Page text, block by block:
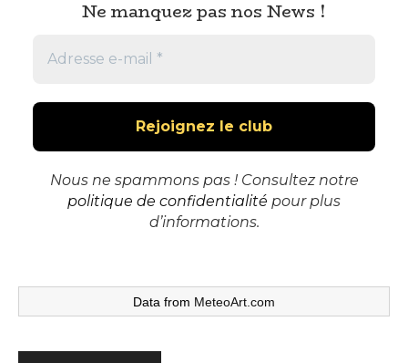
Ne manquez pas nos News !
Nous ne spammons pas ! Consultez notre
politique de confidentialité pour plus
d’informations.
Data from MeteoArt.com